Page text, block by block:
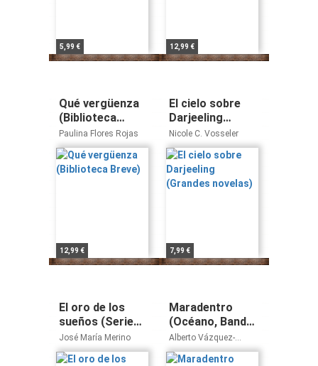
5,99 € 12,99 €
Qué vergüenza
(Biblioteca
Breve)
Paulina Flores Rojas
12,99 €
El cielo sobre
Darjeeling
(Grandes
novelas)
Nicole C. Vosseler
7,99 €
El oro de los
sueños (Serie
Roja. A partir de
14 años)
José María Merino
Maradentro
(Océano, Band
3)
Alberto Vázquez-
Figueroa